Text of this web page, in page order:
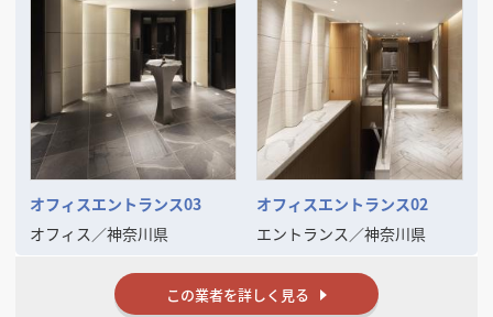
デザインの力で空間の魅力や機能を高めたいとお考えの方と、ご一緒で
きる機会を心より楽しみにしております。
オフィスエントランス03
オフィス ／神奈川県
オフィスエントランス02
エントランス ／神奈川県
この業者を詳しく見る